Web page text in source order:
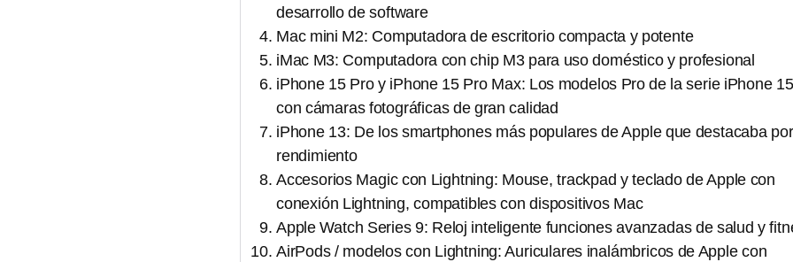
desarrollo de software
Mac mini M2: Computadora de escritorio compacta y potente
iMac M3: Computadora con chip M3 para uso doméstico y profesional
iPhone 15 Pro y iPhone 15 Pro Max: Los modelos Pro de la serie iPhone
con cámaras fotográficas de gran calidad
iPhone 13: De los smartphones más populares de Apple que destacaba
rendimiento
Accesorios Magic con Lightning: Mouse, trackpad y teclado de Apple con
conexión Lightning, compatibles con dispositivos Mac
Apple Watch Series 9: Reloj inteligente funciones avanzadas de salud y
AirPods / modelos con Lightning: Auriculares inalámbricos de Apple con